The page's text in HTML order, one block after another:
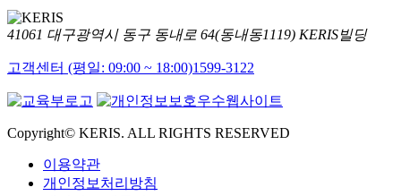
41061 대구광역시 동구 동내로 64(동내동1119) KERIS빌딩
고객센터 (평일: 09:00 ~ 18:00)1599-3122
Copyright© KERIS. ALL RIGHTS RESERVED
이용약관
개인정보처리방침